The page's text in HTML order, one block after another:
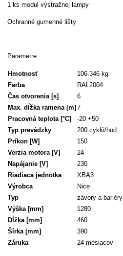
1 ks modul výstražnej lampy
Ochranné gumenné lišty
Parametre:
Hmotnosť
106.346 kg
Farba
RAL2004
Čas otvorenia [s]
6
Max. dĺžka ramena [m]7
Pracovná teplota [°C]
-20 +50
Typ prevádzky
200 cyklů/hod
Príkon [W]
150
Verzia motora [V]
24
Napájanie [V]
230
Riadiaca jednotka
XBA3
Výrobca
Nice
Typ
závory a bariéry
Výška [mm]
1280
Dĺžka [mm]
460
Šírka [mm]
390
Záruka
24 mesiacov